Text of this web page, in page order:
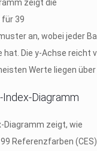
Diagramm
Diagramm zeigt, wie
Referenzfarben (CES)